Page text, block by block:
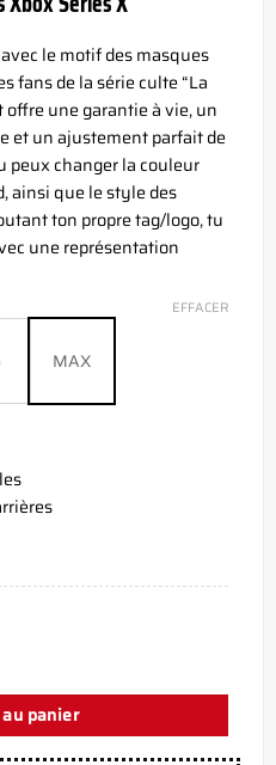
le motif des masques
fans de la série culte “La
offre une garantie à vie, un
et un ajustement parfait de
peux changer la couleur
ainsi que le style des
ton propre tag/logo, tu
une représentation
MAX
EFFACER
Xbox Series X
panier